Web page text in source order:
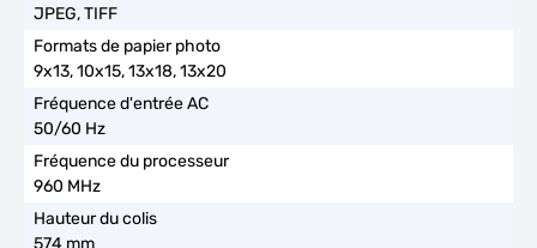
JPEG, TIFF
9x13, 10x15, 13x18, 13x20
50/60 Hz
960 MHz
574 mm